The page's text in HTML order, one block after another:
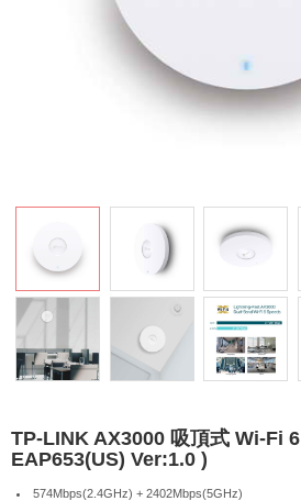
TP-LINK AX3000 吸頂式 Wi-Fi
EAP653(US) Ver:1.0 )
574Mbps(2.4GHz) + 2402Mbps(5GHz)